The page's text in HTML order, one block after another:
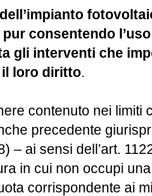
consentendo
gli interventi che
loro diritto.
contenuto nei limiti
precedente
– ai sensi dell’art.
in cui non occupi
corrispondente ai